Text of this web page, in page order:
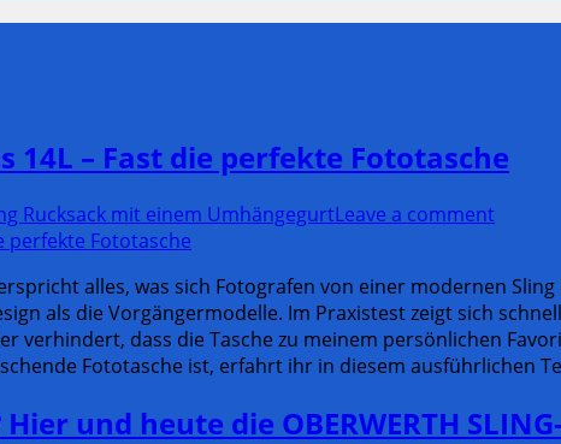
14L – Fast die perfekte Fototasche
Rucksack mit einem UmhängegurtLeave a comment
alles, was sich Fotografen von einer modernen
als die Vorgängermodelle. Im Praxistest zeigt sich
verhindert, dass die Tasche zu meinem persönlichen
Fototasche ist, erfahrt ihr in diesem ausführlichen
und heute die OBERWERTH